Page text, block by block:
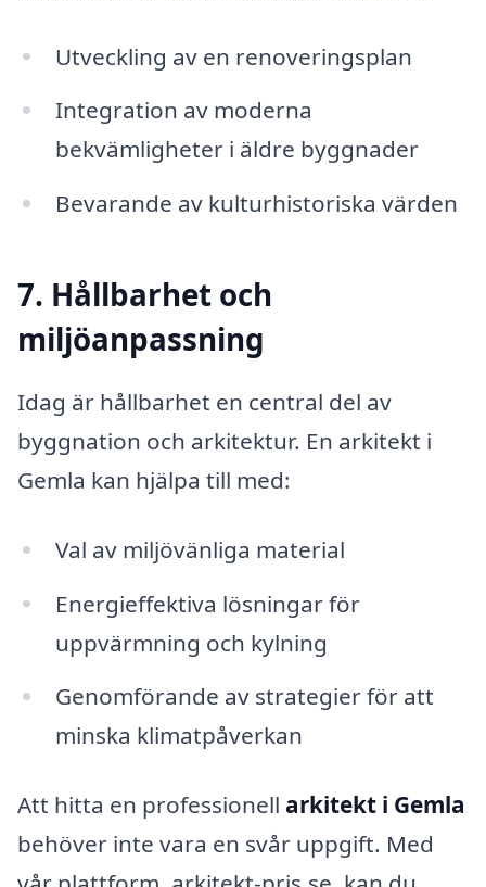
Utveckling av en renoveringsplan
Integration av moderna
bekvämligheter i äldre byggnader
Bevarande av kulturhistoriska värden
7. Hållbarhet och
miljöanpassning
Idag är hållbarhet en central del av
byggnation och arkitektur. En arkitekt i
Gemla kan hjälpa till med:
Val av miljövänliga material
Energieffektiva lösningar för
uppvärmning och kylning
Genomförande av strategier för att
minska klimatpåverkan
Att hitta en professionell arkitekt i Gemla
behöver inte vara en svår uppgift. Med